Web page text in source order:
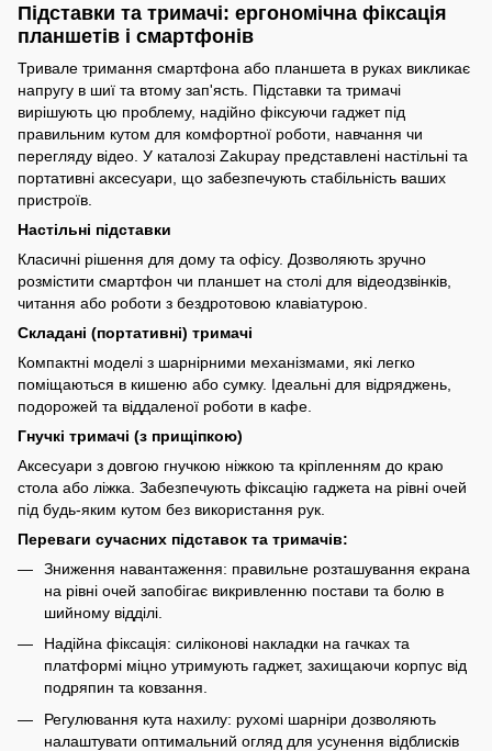
Підставки та тримачі: ергономічна фіксація
планшетів і смартфонів
Тривале тримання смартфона або планшета в руках викликає
напругу в шиї та втому зап'ясть. Підставки та тримачі
вирішують цю проблему, надійно фіксуючи гаджет під
правильним кутом для комфортної роботи, навчання чи
перегляду відео. У каталозі Zakupay представлені настільні та
портативні аксесуари, що забезпечують стабільність ваших
пристроїв.
Настільні підставки
Класичні рішення для дому та офісу. Дозволяють зручно
розмістити смартфон чи планшет на столі для відеодзвінків,
читання або роботи з бездротовою клавіатурою.
Складані (портативні) тримачі
Компактні моделі з шарнірними механізмами, які легко
поміщаються в кишеню або сумку. Ідеальні для відряджень,
подорожей та віддаленої роботи в кафе.
Гнучкі тримачі (з прищіпкою)
Аксесуари з довгою гнучкою ніжкою та кріпленням до краю
стола або ліжка. Забезпечують фіксацію гаджета на рівні очей
під будь-яким кутом без використання рук.
Переваги сучасних підставок та тримачів:
Зниження навантаження: правильне розташування екрана
на рівні очей запобігає викривленню постави та болю в
шийному відділі.
Надійна фіксація: силіконові накладки на гачках та
платформі міцно утримують гаджет, захищаючи корпус від
подряпин та ковзання.
Регулювання кута нахилу: рухомі шарніри дозволяють
налаштувати оптимальний огляд для усунення відблисків